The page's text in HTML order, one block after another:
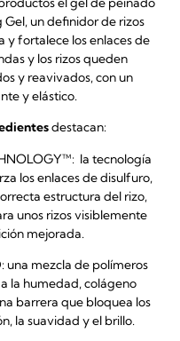
Gel, un definidor de rizos
y fortalece los enlaces de
y los rizos queden
y reavivados, con un
y elástico.
destacan:
la tecnología
los enlaces de disulfuro,
estructura del rizo,
unos rizos visiblemente
mejorada.
una mezcla de polímeros
la humedad, colágeno
barrera que bloquea los
la suavidad y el brillo.